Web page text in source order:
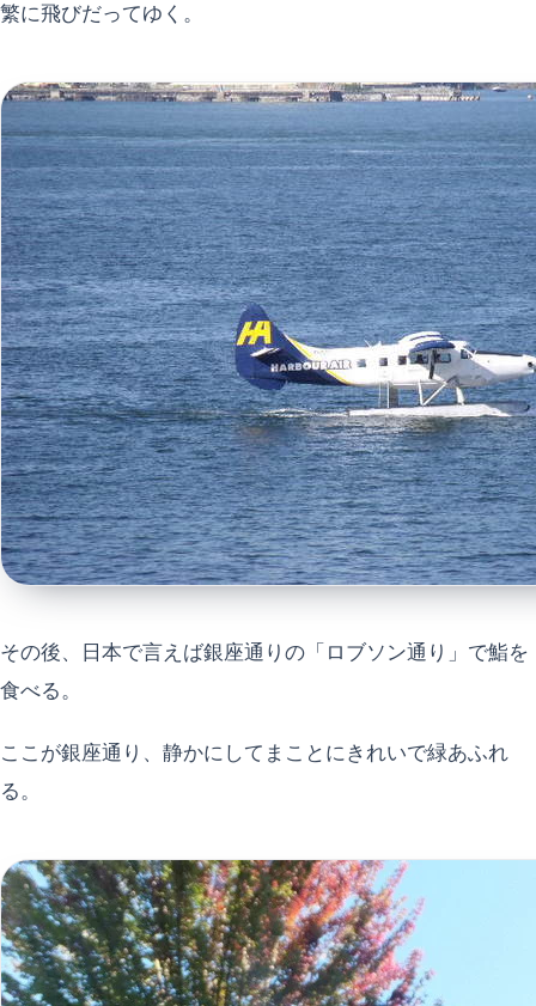
繁に飛びだってゆく。
その後、日本で言えば銀座通りの「ロブソン通り」で鮨を
食べる。
ここが銀座通り、静かにしてまことにきれいで緑あふれ
る。